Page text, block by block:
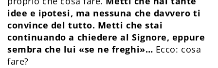
idee e ipotesi, ma nessuna che davvero ti
convince del tutto. Metti che stai
continuando a chiedere al Signore, eppure
sembra che lui «se ne freghi»… Ecco: cosa
fare?